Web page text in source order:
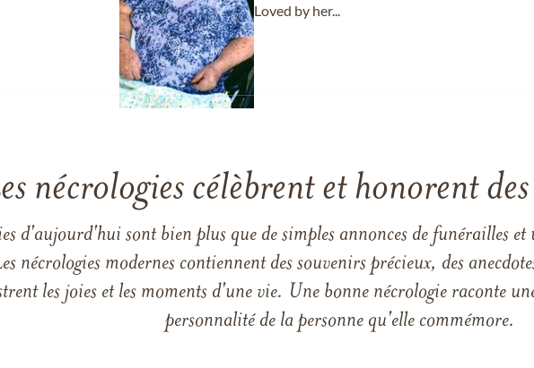
Loved by her...
nécrologies célèbrent et honorent
d'aujourd'hui sont bien plus que de simples annonces de funérailles et
nécrologies modernes contiennent des souvenirs précieux, des
les joies et les moments d'une vie. Une bonne nécrologie raconte
personnalité de la personne qu'elle commémore.